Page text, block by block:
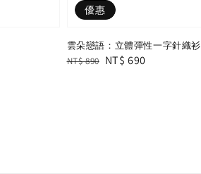
優惠
雲朵戀語：立體彈性一字針織衫
Regular
NT$ 890 Sale
NT$ 690